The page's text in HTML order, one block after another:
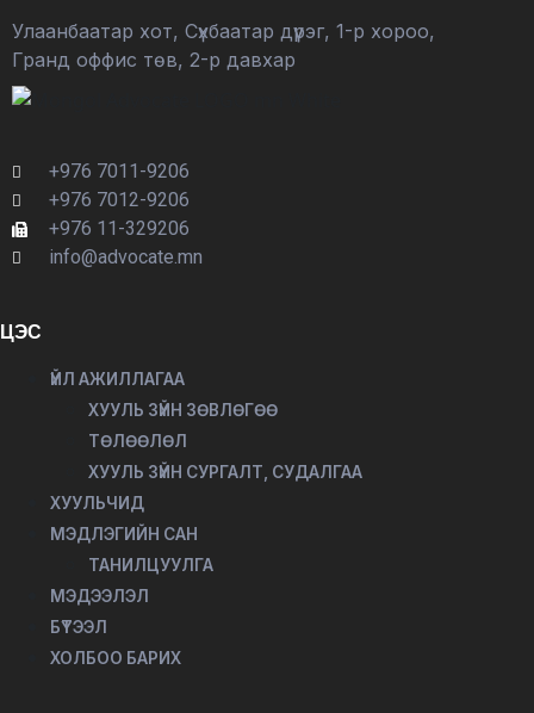
Улаанбаатар хот, Сүхбаатар дүүрэг, 1-р хороо,
Гранд оффис төв, 2-р давхар
+976 7011-9206
+976 7012-9206
+976 11-329206
info@advocate.mn
ЦЭС
ҮЙЛ АЖИЛЛАГАА
ХУУЛЬ ЗҮЙН ЗӨВЛӨГӨӨ
ТӨЛӨӨЛӨЛ
ХУУЛЬ ЗҮЙН СУРГАЛТ, СУДАЛГАА
ХУУЛЬЧИД
МЭДЛЭГИЙН САН
ТАНИЛЦУУЛГА
МЭДЭЭЛЭЛ
БҮТЭЭЛ
ХОЛБОО БАРИХ